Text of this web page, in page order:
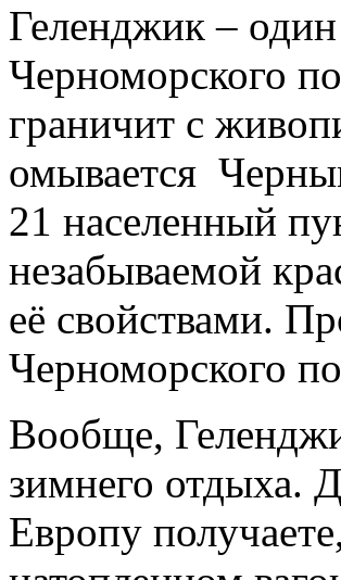
Геленджик –
Черноморского
граничит с
омывается
21 населенный
незабываемой
её свойствами.
Черноморского
Вообще,
зимнего отдыха.
Европу